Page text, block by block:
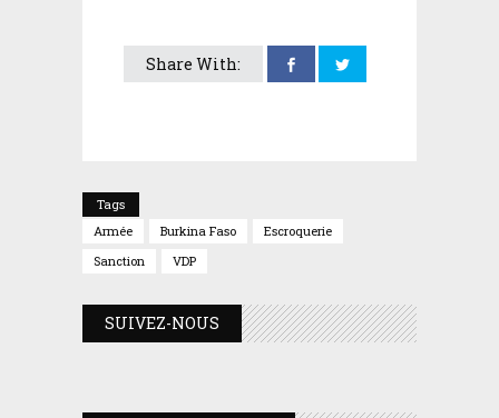
Share With:
Tags
Armée
Burkina Faso
Escroquerie
Sanction
VDP
SUIVEZ-NOUS